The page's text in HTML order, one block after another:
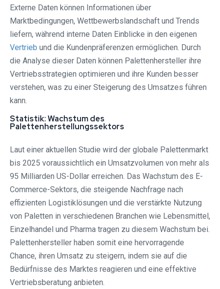
Externe Daten können Informationen über
Marktbedingungen, Wettbewerbslandschaft und Trends
liefern, während interne Daten Einblicke in den eigenen
Vertrieb und die Kundenpräferenzen ermöglichen. Durch
die Analyse dieser Daten können Palettenhersteller ihre
Vertriebsstrategien optimieren und ihre Kunden besser
verstehen, was zu einer Steigerung des Umsatzes führen
kann.
Statistik: Wachstum des
Palettenherstellungssektors
Laut einer aktuellen Studie wird der globale Palettenmarkt
bis 2025 voraussichtlich ein Umsatzvolumen von mehr als
95 Milliarden US-Dollar erreichen. Das Wachstum des E-
Commerce-Sektors, die steigende Nachfrage nach
effizienten Logistiklösungen und die verstärkte Nutzung
von Paletten in verschiedenen Branchen wie Lebensmittel,
Einzelhandel und Pharma tragen zu diesem Wachstum bei.
Palettenhersteller haben somit eine hervorragende
Chance, ihren Umsatz zu steigern, indem sie auf die
Bedürfnisse des Marktes reagieren und eine effektive
Vertriebsberatung anbieten.